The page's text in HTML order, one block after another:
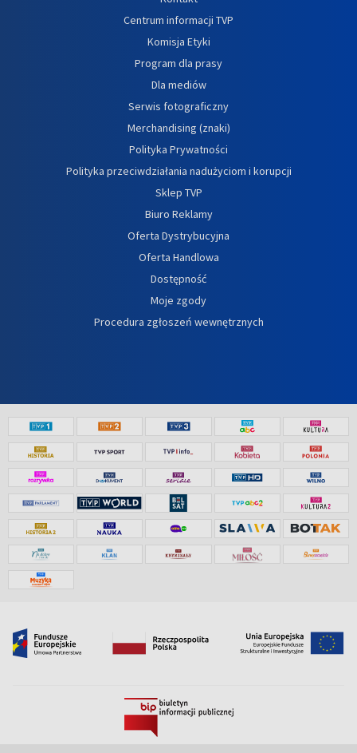
Centrum informacji TVP
Komisja Etyki
Program dla prasy
Dla mediów
Serwis fotograficzny
Merchandising (znaki)
Polityka Prywatności
Polityka przeciwdziałania nadużyciom i korupcji
Sklep TVP
Biuro Reklamy
Oferta Dystrybucyjna
Oferta Handlowa
Dostępność
Moje zgody
Procedura zgłoszeń wewnętrznych